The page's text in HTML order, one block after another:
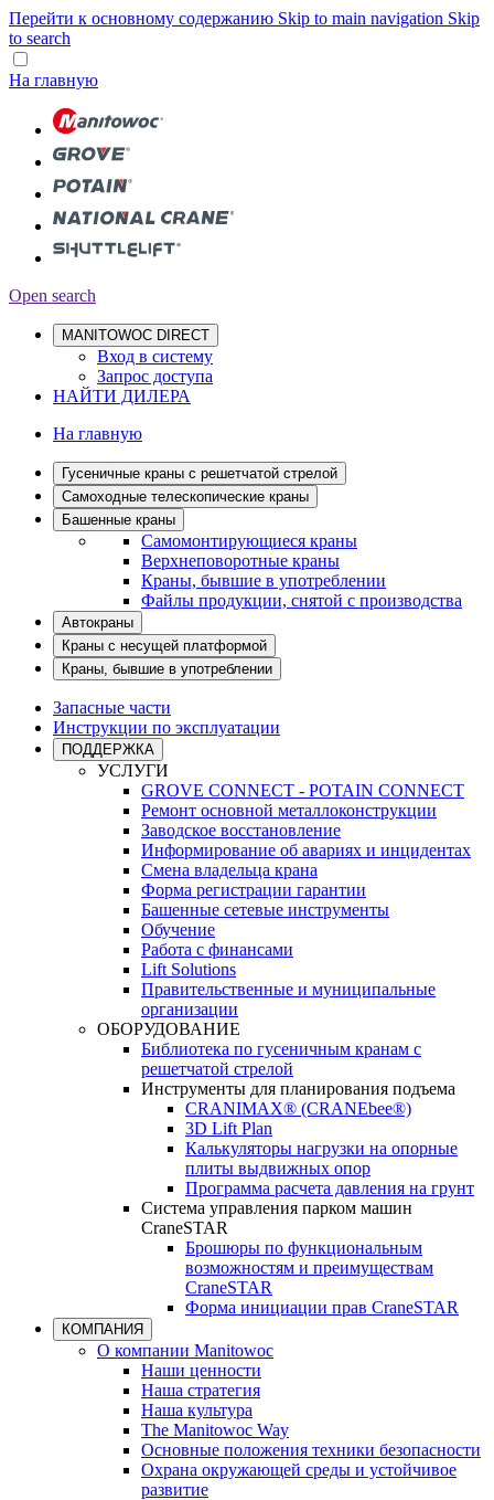
Перейти к основному содержанию Skip to main navigation Skip
to search
На главную
Open search
MANITOWOC DIRECT
Вход в систему
Запрос доступа
НАЙТИ ДИЛЕРА
На главную
Гусеничные краны с решетчатой стрелой
Самоходные телескопические краны
Башенные краны
Самомонтирующиеся краны
Верхнеповоротные краны
Краны, бывшие в употреблении
Файлы продукции, снятой с производства
Автокраны
Краны с несущей платформой
Краны, бывшие в употреблении
Запасные части
Инструкции по эксплуатации
ПОДДЕРЖКА
УСЛУГИ
GROVE CONNECT - POTAIN CONNECT
Ремонт основной металлоконструкции
Заводское восстановление
Информирование об авариях и инцидентах
Смена владельца крана
Форма регистрации гарантии
Башенные сетевые инструменты
Обучение
Работа с финансами
Lift Solutions
Правительственные и муниципальные
организации
ОБОРУДОВАНИЕ
Библиотека по гусеничным кранам с
решетчатой стрелой
Инструменты для планирования подъема
CRANIMAX® (CRANEbee®)
3D Lift Plan
Калькуляторы нагрузки на опорные
плиты выдвижных опор
Программа расчета давления на грунт
Система управления парком машин
CraneSTAR
Брошюры по функциональным
возможностям и преимуществам
CraneSTAR
Форма инициации прав CraneSTAR
КОМПАНИЯ
О компании Manitowoc
Наши ценности
Наша стратегия
Наша культура
The Manitowoc Way
Основные положения техники безопасности
Охрана окружающей среды и устойчивое
развитие